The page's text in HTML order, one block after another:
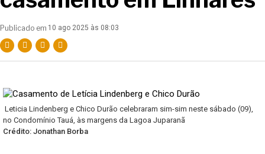
Publicado em 10 ago 2025 às 08:03
Leticia Lindenberg e Chico Durão celebraram sim-sim neste sábado (09),
no Condomínio Tauá, às margens da Lagoa Juparanã
Crédito: Jonathan Borba